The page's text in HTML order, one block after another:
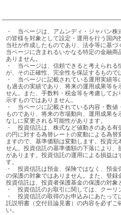
お金は人を（ ）に
お金持ちになると、
お金持ちになるには
資産運用は（ ）だ
文章を完成させられましたか
しょう。
ここに書かれたことは、あなた
念」を映しだしたものです。
強く信じている考え方で、普
さまざまな固定観念は、主に
に従い強固になっていくといわ
そこで、設問の①と②では、そ
た家庭の中でお金がどのような
確認しました。ここに書かれ
か否かはわかりませんが、親の
・	当ページは、アムンディ・ジャパン株式会社（「当社」）が日本の居住者
の皆様を対象として設定・運用を行う国内
当社が作成したものであり、法令等に基づ
当ページに含まれるいかなる特定の金融
ありません。
・	当ページは、信頼できると考えられる情報に基づいて作成しております
が、その正確性、完全性を保証するもので
・	当ページに記載されている運用実績等に関わる数値・グラフ等はあくまで
も過去の実績であり、将来の運用成果等
せん。また、手数料・税金等を考慮して
示すものではありません。
・	当ページに記載されている内容・数値・図表・意見・予測等は作成時点の
ものであり、将来の市場動向、運用成果
なしに変更される可能性があります。
・	投資信託は、株式など値動きのある有価証券（外貨建資産には、当該外貨
の円に対する為替レートの変動による為
ますので、基準価額は変動します。投資
せん。投資信託の基準価額の下落により、
があります。投資信託の運用による損益は
す。
・	投資信託は預金、保険ではなく、預金保険機構および保険契約者保護機構
の保護の対象ではありません。また、登
投資信託は、投資者保護基金の保護の対象
・	投資信託のお取引に関しては、クーリング・オフの適用はありません。
・	投資信託の取得のお申込みにあたっては、販売会社よりお渡しする投資信
託説明書（交付目論見書）の内容を必ず
い。